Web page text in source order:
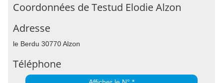
Coordonnées de Testud Elodie Alzon
Adresse
le Berdu 30770 Alzon
Téléphone